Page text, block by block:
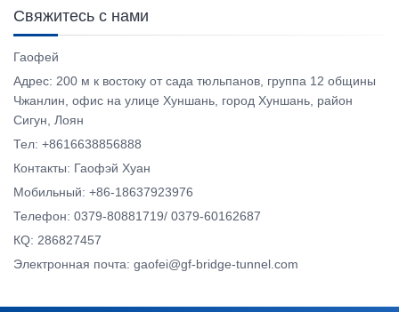
Свяжитесь с нами
Гаофей
Адрес: 200 м к востоку от сада тюльпанов, группа 12 общины
Чжанлин, офис на улице Хуншань, город Хуншань, район
Сигун, Лоян
Тел: +8616638856888
Контакты: Гаофэй Хуан
Мобильный: +86-18637923976
Телефон: 0379-80881719/ 0379-60162687
КQ: 286827457
Электронная почта: gaofei@gf-bridge-tunnel.com